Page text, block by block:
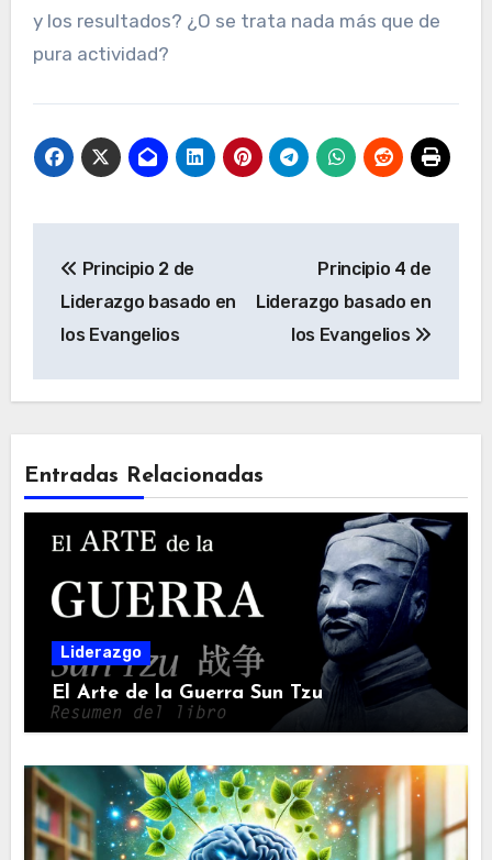
y los resultados? ¿O se trata nada más que de
pura actividad?
de
entradas
Principio 2 de
Liderazgo basado en
los Evangelios
Principio 4 de
Liderazgo basado en
los Evangelios
Entradas Relacionadas
Liderazgo
El Arte de la Guerra Sun Tzu